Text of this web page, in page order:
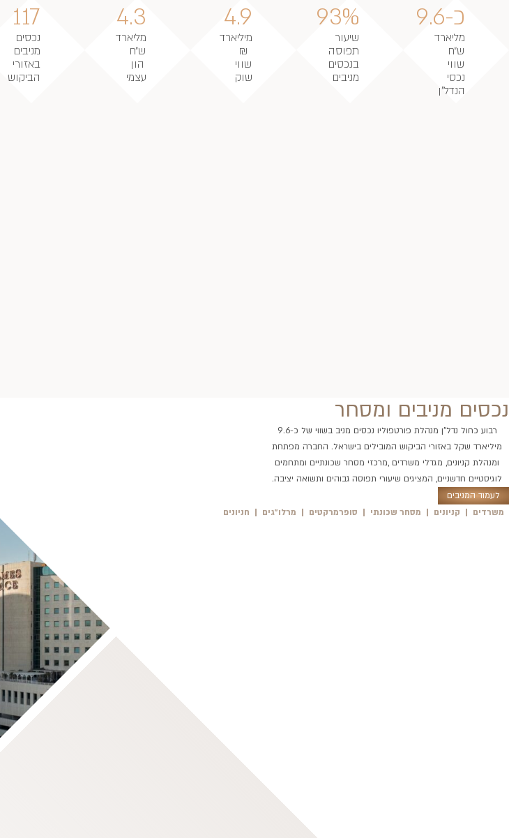
כ-9.6
מליארד
ש״ח
שווי
נכסי
הנדל"ן
93%
שיעור
תפוסה
בנכסים
מניבים
4.9
מיליארד
₪
שווי
שוק
4.3
מליארד
ש״ח
הון
עצמי
117
נכסים
מניבים
באזורי
הביקוש
נכסים מניבים ומסחר
רבוע כחול נדל"ן מנהלת פורטפוליו נכסים מניב בשווי של כ-9.6
מיליארד שקל באזורי הביקוש המובילים בישראל. החברה מפתחת
ומנהלת קניונים, מגדלי משרדים ,מרכזי מסחר שכונתיים ומתחמים
לוגיסטיים חדשניים, המציגים שיעורי תפוסה גבוהים ותשואה יציבה.
לעמוד המניבים
משרדים
קניונים מסחר שכונתי סופרמרקטים מרלו״גים חניונים